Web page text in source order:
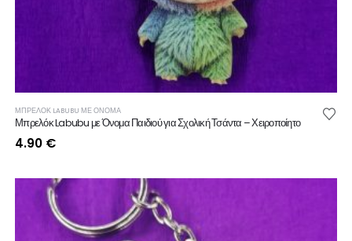
ΜΠΡΕΛΟΚ LABUBU ΜΕ ΟΝΟΜΑ
Μπρελόκ Labubu με Όνομα Παιδιού για Σχολική Τσάντα – Χειροποίητο
4.90 €